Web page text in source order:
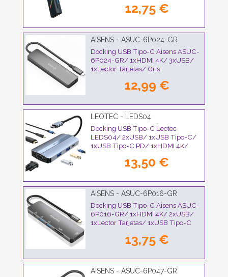
12,75 €
AISENS - ASUC-6P024-GR
Docking USB Tipo-C Aisens ASUC-
6P024-GR/ 1xHDMI 4K/ 3xUSB/
1xLector Tarjetas/ Gris
12,99 €
LEOTEC - LEDS04
Docking USB Tipo-C Leotec
LEDS04/ 2xUSB/ 1xUSB Tipo-C/
1xUSB Tipo-C PD/ 1xHDMI 4K/
13,50 €
AISENS - ASUC-6P016-GR
Docking USB Tipo-C Aisens ASUC-
6P016-GR/ 1xHDMI 4K/ 2xUSB/
1xLector Tarjetas/ 1xUSB Tipo-C
13,75 €
AISENS - ASUC-6P047-GR